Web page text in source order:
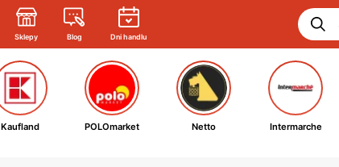
Sklepy Blog Dni handlu
Kaufland POLOmarket Netto Intermarche